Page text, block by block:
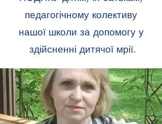
педагогічному колективу
нашої школи за допомогу у
здійсненні дитячої мрії.